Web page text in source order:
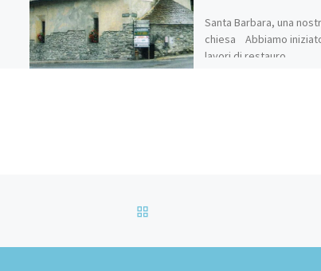
Santa Barbara, una
chiesa Abbiamo
lavori di restauro